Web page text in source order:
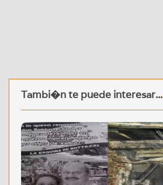
Tambi�n te puede interesar...